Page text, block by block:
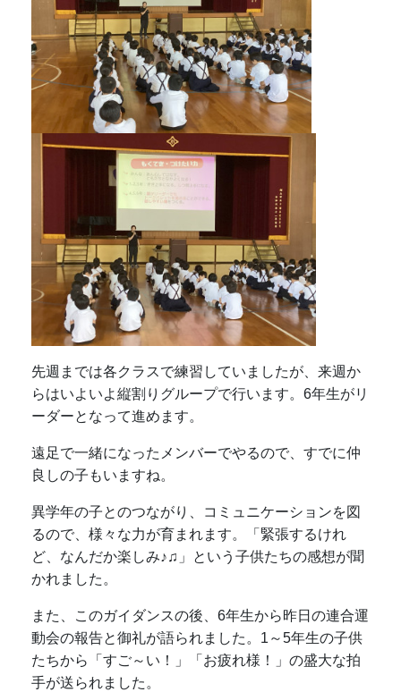
先週までは各クラスで練習していましたが、来週か
らはいよいよ縦割りグループで行います。6年生がリ
ーダーとなって進めます。
遠足で一緒になったメンバーでやるので、すでに仲
良しの子もいますね。
異学年の子とのつながり、コミュニケーションを図
るので、様々な力が育まれます。「緊張するけれ
ど、なんだか楽しみ♪♫」という子供たちの感想が聞
かれました。
また、このガイダンスの後、6年生から昨日の連合運
動会の報告と御礼が語られました。1～5年生の子供
たちから「すご～い！」「お疲れ様！」の盛大な拍
手が送られました。